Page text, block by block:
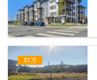
51万